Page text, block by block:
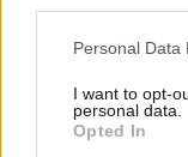
Please note that
not limited to your
grant or deny
use your data for
Personal Data
I want to opt-
personal data.
Opted In
közelségben lesz.